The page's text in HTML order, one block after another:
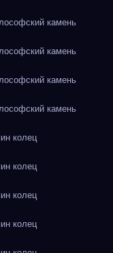
камень
камень
камень
камень
колец
колец
колец
колец